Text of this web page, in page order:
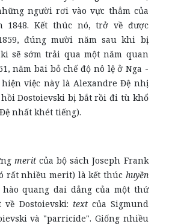
người rơi vào vực thẳm của
1848. Kết thúc nó, trở về được
đúng mười năm sau khi bị
sẽ sớm trải qua một năm quan
năm bãi bỏ chế độ nô lệ ở Nga -
việc này là Alexandre Đệ nhị
hồi Dostoievski bị bắt rồi đi tù khổ
nhất khét tiếng).
meritcủa bộ sách Joseph Frank
rất nhiều merit) là kết thúc huyền
quang dai dẳng của một thứ
Dostoievski: textcủa Sigmund
và "parricide". Giống nhiều